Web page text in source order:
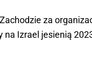
za
Izrael jesienią